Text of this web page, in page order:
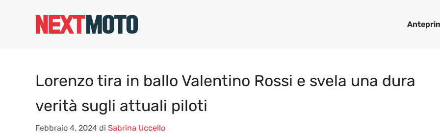
Lorenzo tira in ballo Valentino Rossi e svela una dura
verità sugli attuali piloti
Febbraio 4, 2024 di Sabrina Uccello